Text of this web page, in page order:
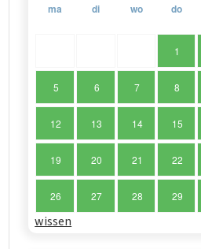
ma di wo do
1
5 6 7 8
12 13 14 15
19 20 21 22
26 27 28 29
wissen